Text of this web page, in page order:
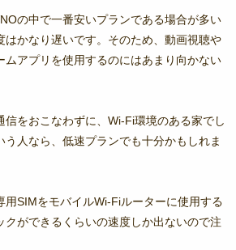
の中で一番安いプランである場合が多い
はかなり遅いです。そのため、動画視聴や
ムアプリを使用するのにはあまり向かない
信をおこなわずに、Wi-Fi環境のある家でし
人なら、低速プランでも十分かもしれま
用SIMをモバイルWi-Fiルーターに使用する
クができるくらいの速度しか出ないので注